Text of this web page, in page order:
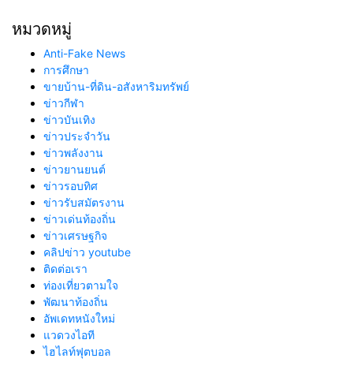
หมวดหมู่
Anti-Fake News
การศึกษา
ขายบ้าน-ที่ดิน-อสังหาริมทรัพย์
ข่าวกีฬา
ข่าวบันเทิง
ข่าวประจำวัน
ข่าวพลังงาน
ข่าวยานยนต์
ข่าวรอบทิศ
ข่าวรับสมัตรงาน
ข่าวเด่นท้องถิ่น
ข่าวเศรษฐกิจ
คลิปข่าว youtube
ติดต่อเรา
ท่องเที่ยวตามใจ
พัฒนาท้องถิ่น
อัพเดทหนังใหม่
แวดวงไอที
ไฮไลท์ฟุตบอล